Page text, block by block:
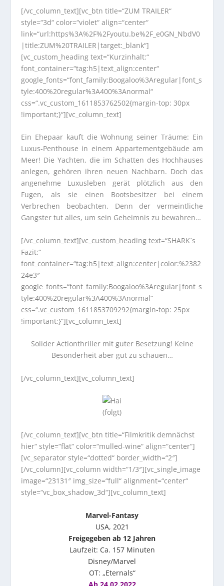
[/vc_column_text][vc_btn title=“ZUM TRAILER“
style=“3d“ color=“violet“ align=“center“
link=“url:https%3A%2F%2Fyoutu.be%2F_e0GN_NbdV0
|title:ZUM%20TRAILER|target:_blank“]
[vc_custom_heading text=“Kurzinhalt:“
font_container=“tag:h5|text_align:center“
google_fonts=“font_family:Boogaloo%3Aregular|font_s
tyle:400%20regular%3A400%3Anormal“
css=“.vc_custom_1611853762502{margin-top: 30px
!important;}“][vc_column_text]
Ein Ehepaar kauft die Wohnung seiner Träume: Ein
Luxus-Penthouse in einem Appartementgebäude am
Meer! Die Yachten, die im Schatten des Hochhauses
anlegen, gehören ihren neuen Nachbarn. Doch das
angenehme Luxusleben gerät plötzlich aus den
Fugen, als sie einen Bootsbesitzer bei einem
Verbrechen beobachten. Denn der vermeintliche
Gangster tut alles, um sein Geheimnis zu bewahren…
[/vc_column_text][vc_custom_heading text=“SHARK´s
Fazit:“
font_container=“tag:h5|text_align:center|color:%2382
24e3″
google_fonts=“font_family:Boogaloo%3Aregular|font_s
tyle:400%20regular%3A400%3Anormal“
css=“.vc_custom_1611853709292{margin-top: 25px
!important;}“][vc_column_text]
Solider Actionthriller mit guter Besetzung! Keine
Besonderheit aber gut zu schauen…
[/vc_column_text][vc_column_text]
(folgt)
[/vc_column_text][vc_btn title=“Filmkritik demnächst
hier“ style=“flat“ color=“mulled-wine“ align=“center“]
[vc_separator style=“dotted“ border_width=“2″]
[/vc_column][vc_column width=“1/3″][vc_single_image
image=“23131″ img_size=“full“ alignment=“center“
style=“vc_box_shadow_3d“][vc_column_text]
Marvel-Fantasy
USA, 2021
Freigegeben ab 12 Jahren
Laufzeit: Ca. 157 Minuten
Disney/Marvel
OT: „Eternals“
Ab 24.02.2022